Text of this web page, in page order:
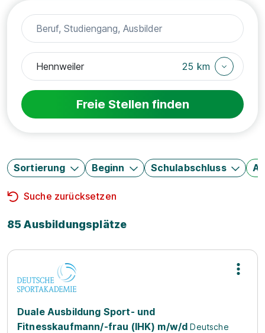
25 km
Freie Stellen finden
Sortierung Beginn Schulabschluss
Suche zurücksetzen
85 Ausbildungsplätze
Duale Ausbildung Sport- und
Fitnesskaufmann/-frau (IHK) m/w/d Deutsche